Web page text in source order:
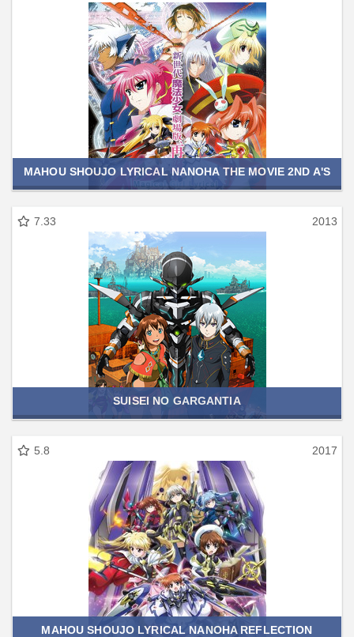
MAHOU SHOUJO LYRICAL NANOHA THE MOVIE 2ND A'S
7.33 2013
SUISEI NO GARGANTIA
5.8 2017
MAHOU SHOUJO LYRICAL NANOHA REFLECTION